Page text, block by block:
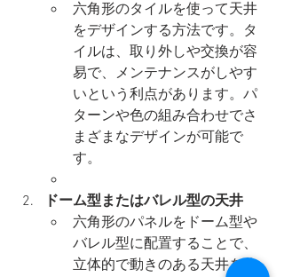
六角形のタイルを使って天井
をデザインする方法です。タ
イルは、取り外しや交換が容
易で、メンテナンスがしやす
いという利点があります。パ
ターンや色の組み合わせでさ
まざまなデザインが可能で
す。
ドーム型またはバレル型の天井
六角形のパネルをドーム型や
バレル型に配置することで、
立体的で動きのある天井を作